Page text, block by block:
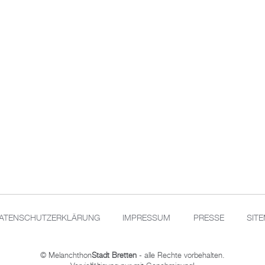
IMPRESSUM PRESSE
© MelanchthonStadt Bretten - alle Rechte vorbehalten.